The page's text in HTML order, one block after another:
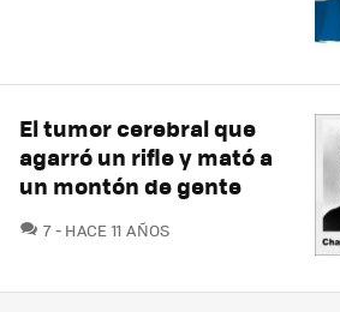
El tumor cerebral que
agarró un rifle y mató a
un montón de gente
7COMENTARIOS
HACE 11 AÑOS